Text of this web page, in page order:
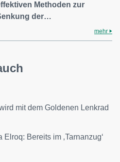
Methoden zur
der…
mehr
mit dem Goldenen Lenkrad
Bereits im ‚Tarnanzug‘